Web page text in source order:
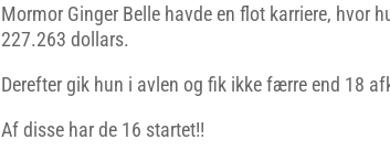
Mormor Ginger Belle havde en flot karriere, hvor
227.263 dollars.
Derefter gik hun i avlen og fik ikke færre end 18
Af disse har de 16 startet!!